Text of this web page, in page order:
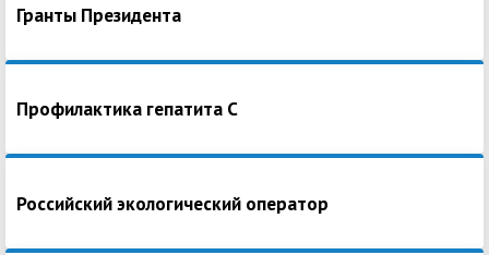
Гранты Президента
Профилактика гепатита С
Российский экологический оператор